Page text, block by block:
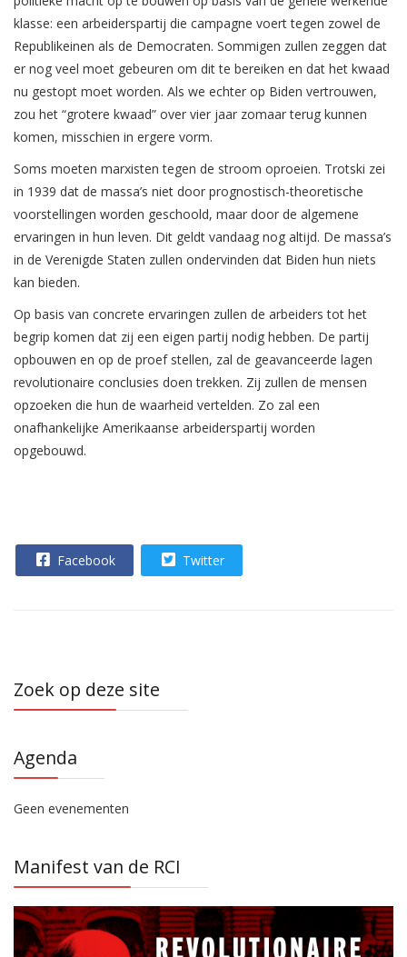
klasse: een arbeiderspartij die campagne voert tegen zowel de
Republikeinen als de Democraten. Sommigen zullen zeggen dat
er nog veel moet gebeuren om dit te bereiken en dat het kwaad
nu gestopt moet worden. Als we echter op Biden vertrouwen,
zou het “grotere kwaad” over vier jaar zomaar terug kunnen
komen, misschien in ergere vorm.
Soms moeten marxisten tegen de stroom oproeien. Trotski zei
in 1939 dat de massa’s niet door prognostisch-theoretische
voorstellingen worden geschoold, maar door de algemene
ervaringen in hun leven. Dit geldt vandaag nog altijd. De massa’s
in de Verenigde Staten zullen ondervinden dat Biden hun niets
kan bieden.
Op basis van concrete ervaringen zullen de arbeiders tot het
begrip komen dat zij een eigen partij nodig hebben. De partij
opbouwen en op de proef stellen, zal de geavanceerde lagen
revolutionaire conclusies doen trekken. Zij zullen de mensen
opzoeken die hun de waarheid vertelden. Zo zal een
onafhankelijke Amerikaanse arbeiderspartij worden
opgebouwd.
Facebook Twitter
Zoek op deze site
Agenda
Geen evenementen
Manifest van de RCI